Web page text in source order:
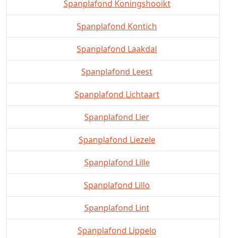
Spanplafond Koningshooikt
Spanplafond Kontich
Spanplafond Laakdal
Spanplafond Leest
Spanplafond Lichtaart
Spanplafond Lier
Spanplafond Liezele
Spanplafond Lille
Spanplafond Lillo
Spanplafond Lint
Spanplafond Lippelo